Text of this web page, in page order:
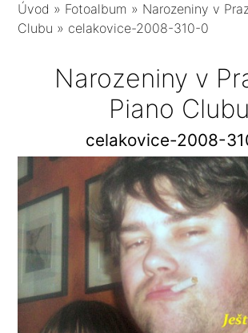
Úvod » Fotoalbum » Narozeniny v
Clubu » celakovice-2008-310-0
Narozeniny v
Piano Clubu
celakovice-2008-